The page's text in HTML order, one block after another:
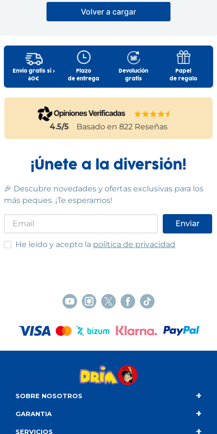
Email:administracion@fentoys.es
Instrucciones de uso y datos de contacto del fabricante
dentro del embalaje del producto. Si tienes dudas,
contáctanos a
info@drim.es
Cumple las normas europeas de
seguridad. Guarde esta información
especificaciones, colores y contenidos
pueden variar respecto a los de la
ilustración.
Muñeca Peluche Lily
Comprar
Pokémon Peluche
Capitán Pikachu
Comprar
Volver a cargar
Envío gratis si >
60€
Plazo
de entrega
Devolución
gratis
Papel
de regalo
4.5/5 Basado en 822 Reseñas
¡Únete a la diversión!
🎉 Descubre novedades y ofertas exclusivas para los
más peques. ¡Te esperamos!
Enviar
He leído y acepto las condiciones
He leído y acepto la política de privacidad
SOBRE NOSOTROS +
Contacto
Quiénes somos
GARANTIA +
Condiciones de compra
SERVICIOS +